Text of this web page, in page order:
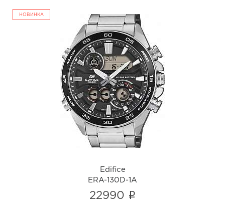
НОВИНКА
Edifice
ERA-130D-1A
i
Edifice
ERA-130D-1A
22990 i